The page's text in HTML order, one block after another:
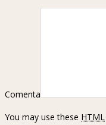
Comenta
You may use these HTML